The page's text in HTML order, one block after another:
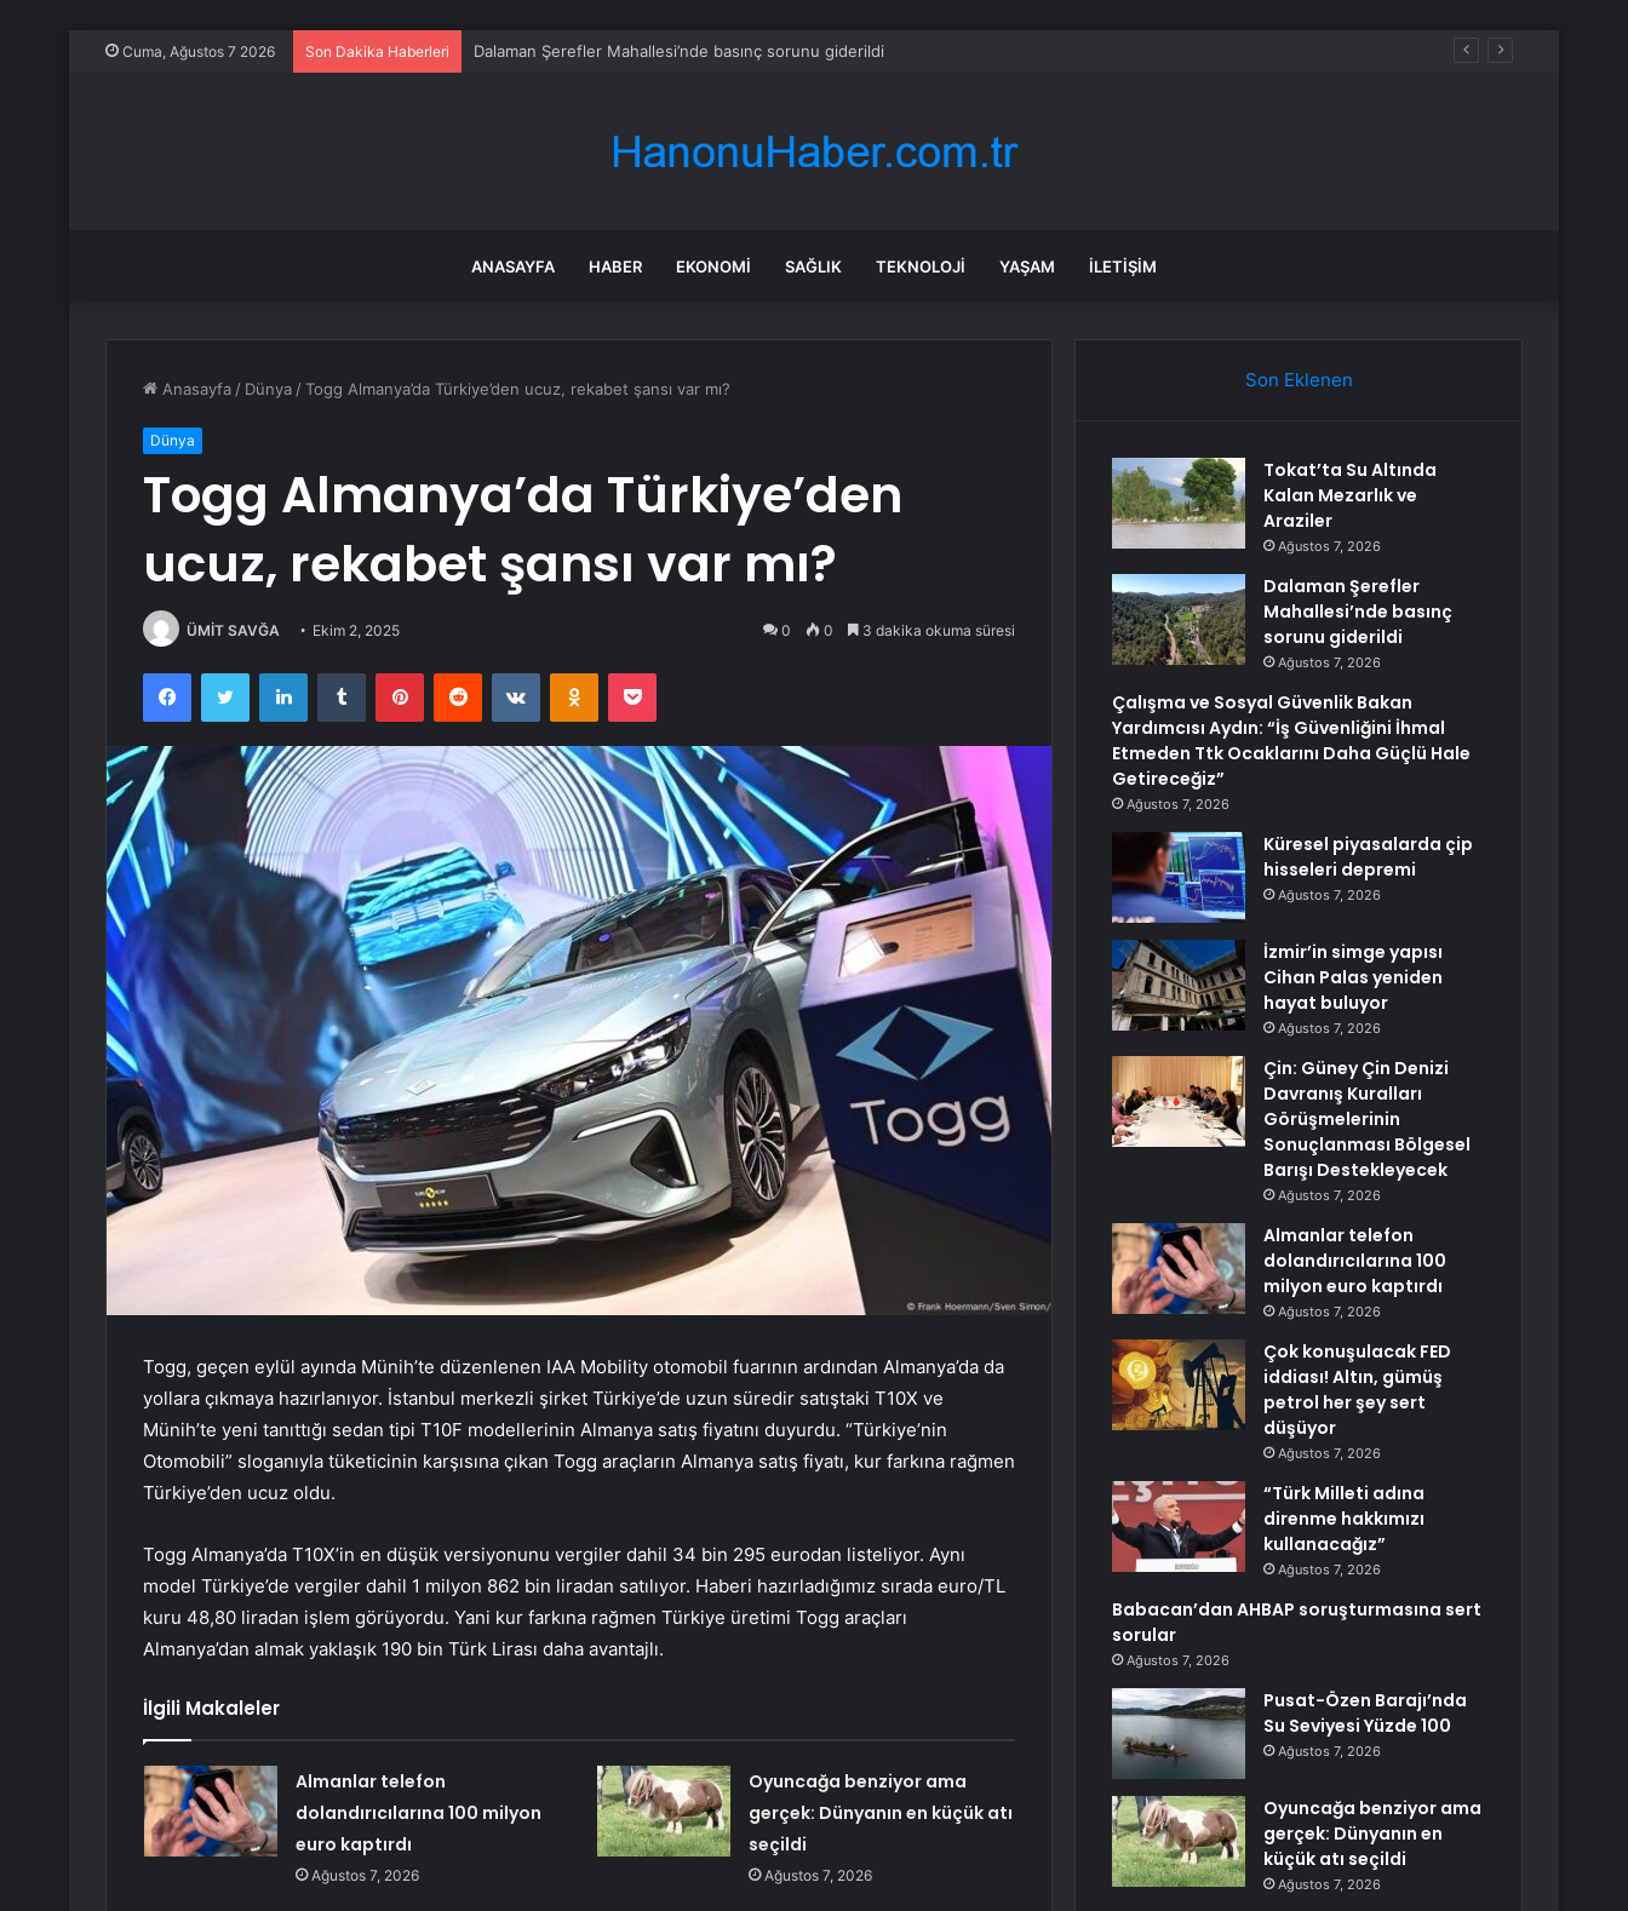
Cuma, Ağustos 7 2026 Son Dakika Haberleri Dalaman Şerefler Mahallesi’nde basınç sorunu giderildi
ANASAYFA HABER EKONOMI SAĞLIK TEKNOLOJI YAŞAM İLETIŞIM
Anasayfa / Dünya /Togg Almanya’da Türkiye’den ucuz, rekabet şansı var mı?
Dünya
Togg Almanya’da Türkiye’den
ucuz, rekabet şansı var mı?
ÜMİT SAVĞA Ekim 2, 2025 0 0 3 dakika okuma süresi
FacebookTwitter LinkedInTumblr PinterestReddit VKontakteOdnoklassniki
Pocket
Togg, geçen eylül ayında Münih’te düzenlenen IAA Mobility otomobil fuarının ardından Almanya’da da
yollara çıkmaya hazırlanıyor. İstanbul merkezli şirket Türkiye’de uzun süredir satıştaki T10X ve
Münih’te yeni tanıttığı sedan tipi T10F modellerinin Almanya satış fiyatını duyurdu. “Türkiye’nin
Otomobili” sloganıyla tüketicinin karşısına çıkan Togg araçların Almanya satış fiyatı, kur farkına rağmen
Türkiye’den ucuz oldu.
Togg Almanya’da T10X’in en düşük versiyonunu vergiler dahil 34 bin 295 eurodan listeliyor. Aynı
model Türkiye’de vergiler dahil 1 milyon 862 bin liradan satılıyor. Haberi hazırladığımız sırada euro/TL
kuru 48,80 liradan işlem görüyordu. Yani kur farkına rağmen Türkiye üretimi Togg araçları
Almanya’dan almak yaklaşık 190 bin Türk Lirası daha avantajlı.
İlgili Makaleler
Almanlar telefon
dolandırıcılarına 100 milyon
euro kaptırdı
Ağustos 7, 2026
Oyuncağa benziyor ama
gerçek: Dünyanın en küçük atı
seçildi
Ağustos 7, 2026
Son Eklenen
Tokat’ta Su Altında
Kalan Mezarlık ve
Araziler
Ağustos 7, 2026
Dalaman Şerefler
Mahallesi’nde basınç
sorunu giderildi
Ağustos 7, 2026
Çalışma ve Sosyal Güvenlik Bakan
Yardımcısı Aydın: “İş Güvenliğini İhmal
Etmeden Ttk Ocaklarını Daha Güçlü Hale
Getireceğiz”
Ağustos 7, 2026
Küresel piyasalarda çip
hisseleri depremi
Ağustos 7, 2026
İzmir’in simge yapısı
Cihan Palas yeniden
hayat buluyor
Ağustos 7, 2026
Çin: Güney Çin Denizi
Davranış Kuralları
Görüşmelerinin
Sonuçlanması Bölgesel
Barışı Destekleyecek
Ağustos 7, 2026
Almanlar telefon
dolandırıcılarına 100
milyon euro kaptırdı
Ağustos 7, 2026
Çok konuşulacak FED
iddiası! Altın, gümüş
petrol her şey sert
düşüyor
Ağustos 7, 2026
“Türk Milleti adına
direnme hakkımızı
kullanacağız”
Ağustos 7, 2026
Babacan’dan AHBAP soruşturmasına sert
sorular
Ağustos 7, 2026
Pusat-Özen Barajı’nda
Su Seviyesi Yüzde 100
Ağustos 7, 2026
Oyuncağa benziyor ama
gerçek: Dünyanın en
küçük atı seçildi
Ağustos 7, 2026